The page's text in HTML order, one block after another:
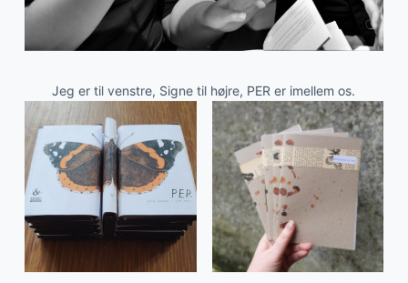
Jeg er til venstre, Signe til højre, PER er imellem os.